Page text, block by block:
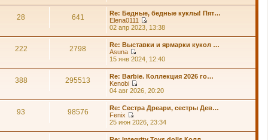
е
й
т
и
к
о
л
е
д
н
е
м
с
о
о
28 641
Re: Бедные, бедные куклы! Пят…
Elena0111
П
е
т
и
к
о
л
е
д
н
е
02 апр 2023, 13:38
222 2798
Re: Выставки и ярмарки кукол …
Asuna
П
е
й
т
и
к
о
15 янв 2024, 12:40
388 295513
Re: Barbie. Коллекция 2026 го…
Kenobi
П
е
т
и
04 авг 2026, 20:20
93 98576
Re: Сестра Дреари, сестры Дев…
Fenix
П
25 июн 2026, 23:34